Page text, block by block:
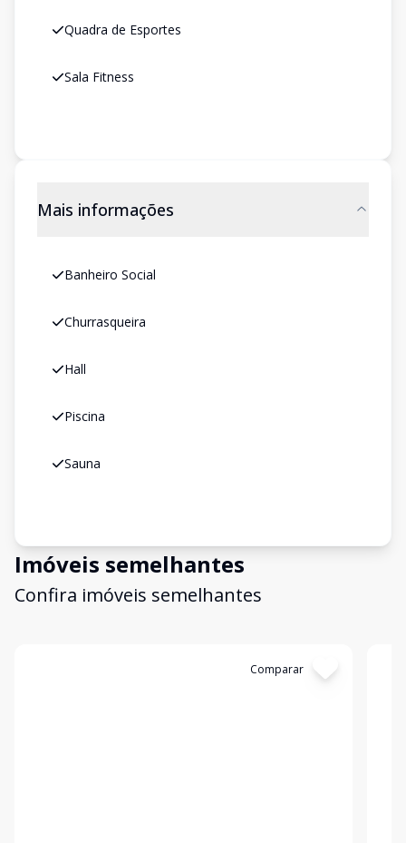
Quadra de Esportes
Sala Fitness
Mais informações
Banheiro Social
Churrasqueira
Hall
Piscina
Sauna
Imóveis semelhantes
Confira imóveis semelhantes
Comparar